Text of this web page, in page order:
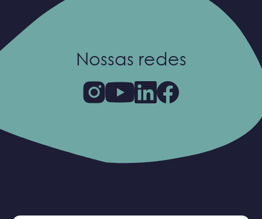
Nossas redes